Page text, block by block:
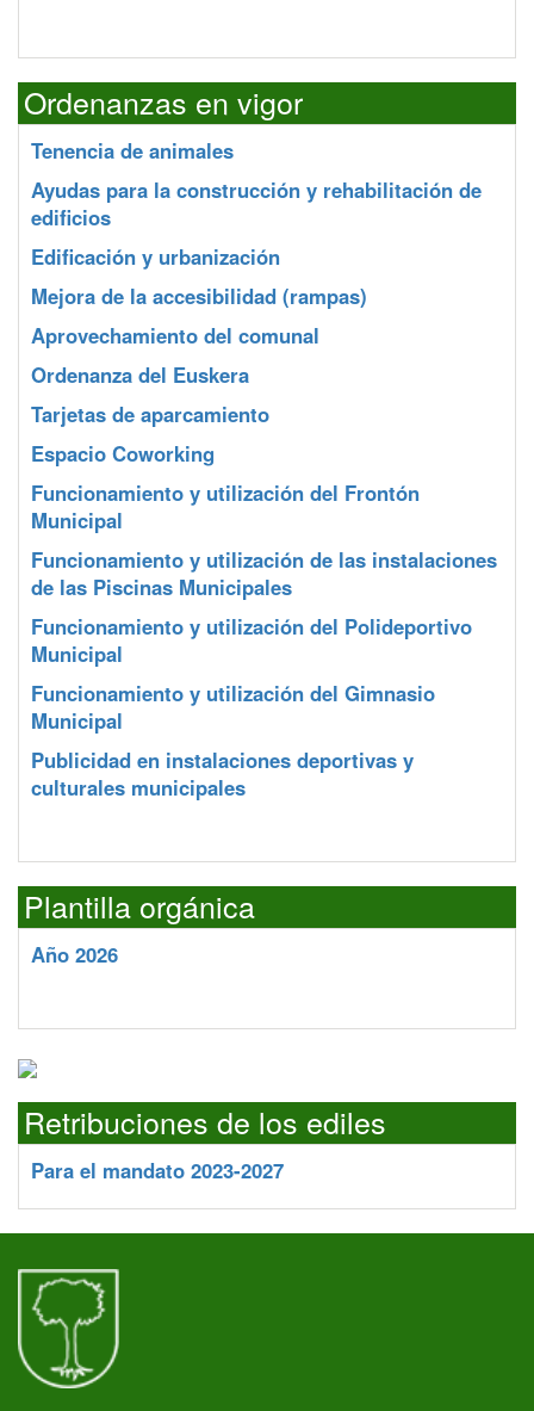
Ordenanzas en vigor
Tenencia de animales
Ayudas para la construcción y rehabilitación de
edificios
Edificación y urbanización
Mejora de la accesibilidad (rampas)
Aprovechamiento del comunal
Ordenanza del Euskera
Tarjetas de aparcamiento
Espacio Coworking
Funcionamiento y utilización del Frontón
Municipal
Funcionamiento y utilización de las instalaciones
de las Piscinas Municipales
Funcionamiento y utilización del Polideportivo
Municipal
Funcionamiento y utilización del Gimnasio
Municipal
Publicidad en instalaciones deportivas y
culturales municipales
Plantilla orgánica
Año 2026
Retribuciones de los ediles
Para el mandato 2023-2027